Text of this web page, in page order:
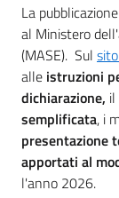
La
al Ministero
(MASE). Sul
alle istruzioni
dichiarazione,
semplificata, i
presentazione
apportati al
l'anno 2026.